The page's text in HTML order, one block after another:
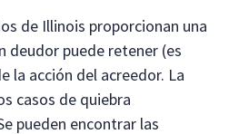
de Illinois proporcionan una
deudor puede retener (es
la acción del acreedor. La
casos de quiebra
pueden encontrar las